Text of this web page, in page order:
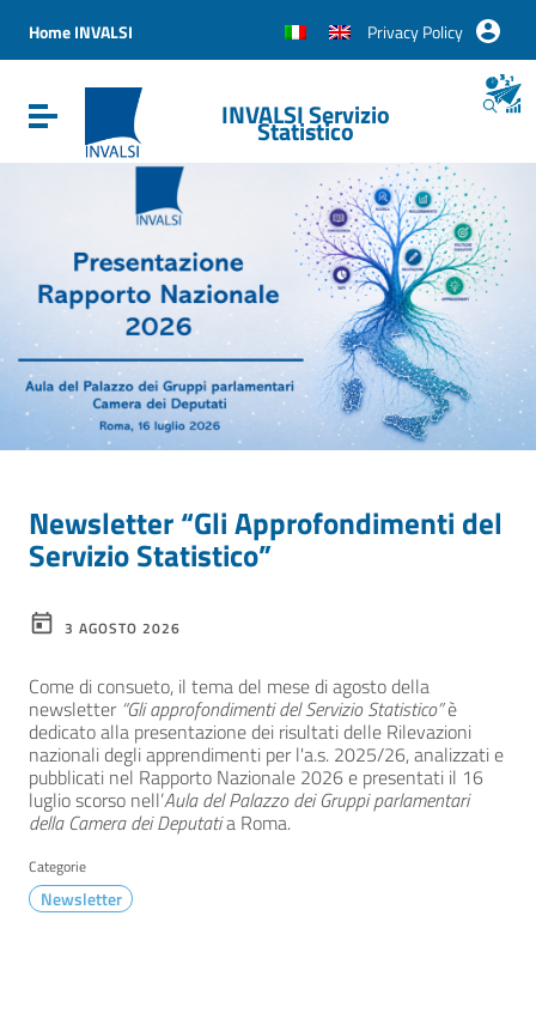
Vai al menu di navigazione
Vai al footer
Home INVALSI Privacy Policy
Attiva / disattiva la navigazioneINVALSI Servizio
Statistico
Newsletter “Gli Approfondimenti del
Servizio Statistico”
3 AGOSTO 2026
Come di consueto, il tema del mese di agosto della
newsletter “Gli approfondimenti del Servizio Statistico”è
dedicato alla presentazione dei risultati delle Rilevazioni
nazionali degli apprendimenti per l'a.s. 2025/26, analizzati e
pubblicati nel Rapporto Nazionale 2026 e presentati il 16
luglio scorso nell’Aula del Palazzo dei Gruppi parlamentari
della Camera dei Deputatia Roma.
Categorie
Newsletter